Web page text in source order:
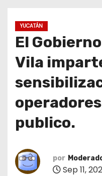
YUCATÁN
El
Vila
publico.
por
Sep 11,